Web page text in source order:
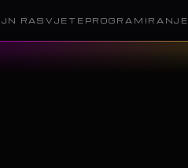
RASVJETE PROGRAMIRANJE